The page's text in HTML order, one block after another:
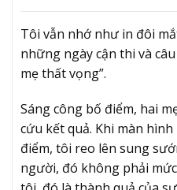
Tôi vẫn nhớ như in đôi
những ngày cận thi và
mẹ thất vọng”.
Sáng công bố điểm, hai
cứu kết quả. Khi màn
điểm, tôi reo lên sung
người, đó không phải